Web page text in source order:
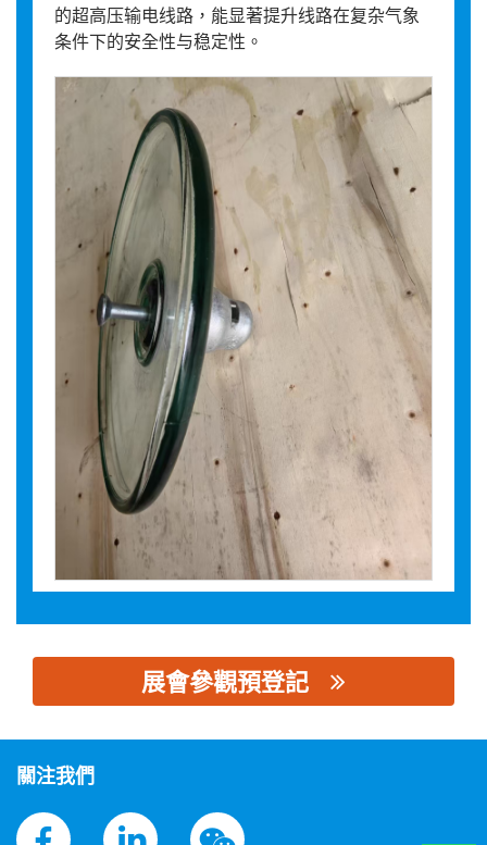
的超高压输电线路，能显著提升线路在复杂气象
条件下的安全性与稳定性。
展會參觀預登記
關注我們